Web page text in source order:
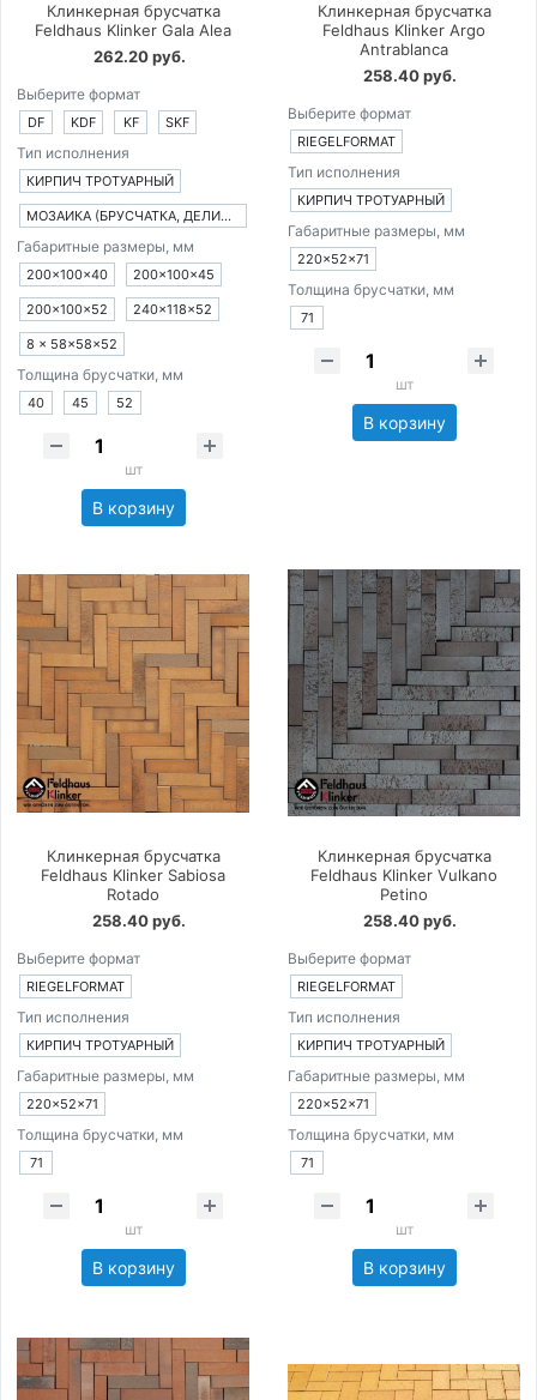
Клинкерная брусчатка
Feldhaus Klinker Gala Alea
262.20 руб.
Выберите формат
DF KDF KF SKF
Тип исполнения
КИРПИЧ ТРОТУАРНЫЙ
МОЗАИКА (БРУСЧАТКА, ДЕЛИМАЯ НА 8 ЧАСТЕЙ)
Габаритные размеры, мм
200×100×40 200×100×45
200×100×52 240×118×52
8 × 58×58×52
Толщина брусчатки, мм
40 45 52
шт
В корзину
Клинкерная брусчатка
Feldhaus Klinker Argo
Antrablanca
258.40 руб.
Выберите формат
RIEGELFORMAT
Тип исполнения
КИРПИЧ ТРОТУАРНЫЙ
Габаритные размеры, мм
220×52×71
Толщина брусчатки, мм
71
шт
В корзину
Клинкерная брусчатка
Feldhaus Klinker Sabiosa
Rotado
258.40 руб.
Выберите формат
RIEGELFORMAT
Тип исполнения
КИРПИЧ ТРОТУАРНЫЙ
Габаритные размеры, мм
220×52×71
Толщина брусчатки, мм
71
шт
В корзину
Клинкерная брусчатка
Feldhaus Klinker Vulkano
Petino
258.40 руб.
Выберите формат
RIEGELFORMAT
Тип исполнения
КИРПИЧ ТРОТУАРНЫЙ
Габаритные размеры, мм
220×52×71
Толщина брусчатки, мм
71
шт
В корзину